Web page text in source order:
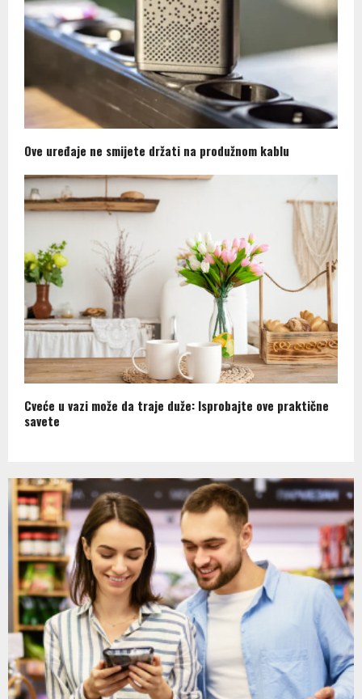
Ove uređaje ne smijete držati na produžnom kablu
Cveće u vazi može da traje duže: Isprobajte ove praktične
savete